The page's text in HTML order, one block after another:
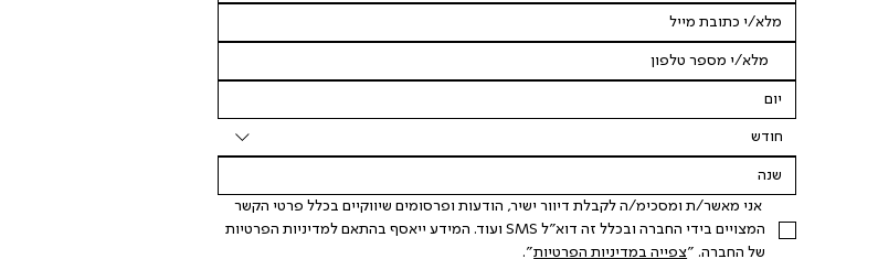
חודש
אני מאשר/ת ומסכימ/ה לקבלת דיוור ישיר, הודעות ופרסומים שיווקיים בכלל פרטי הקשר
המצויים בידי החברה ובכלל זה דוא"ל SMS ועוד. המידע ייאסף בהתאם למדיניות הפרטיות
של החברה. "צפייה במדיניות הפרטיות".